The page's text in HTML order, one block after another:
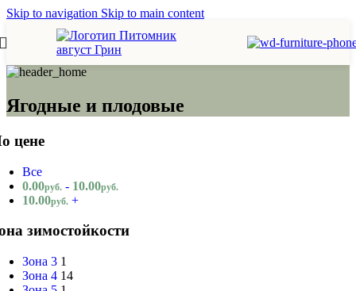
Skip to navigation Skip to main content
Ягодные и плодовые
цене
Все
0.00руб. - 10.00руб.
10.00руб. +
зимостойкости
Зона 3 1
Зона 4 14